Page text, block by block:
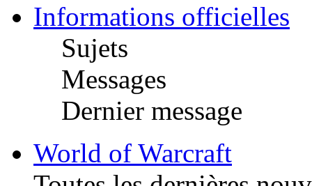
Informations officielles
Sujets
Messages
Dernier message
World of Warcraft